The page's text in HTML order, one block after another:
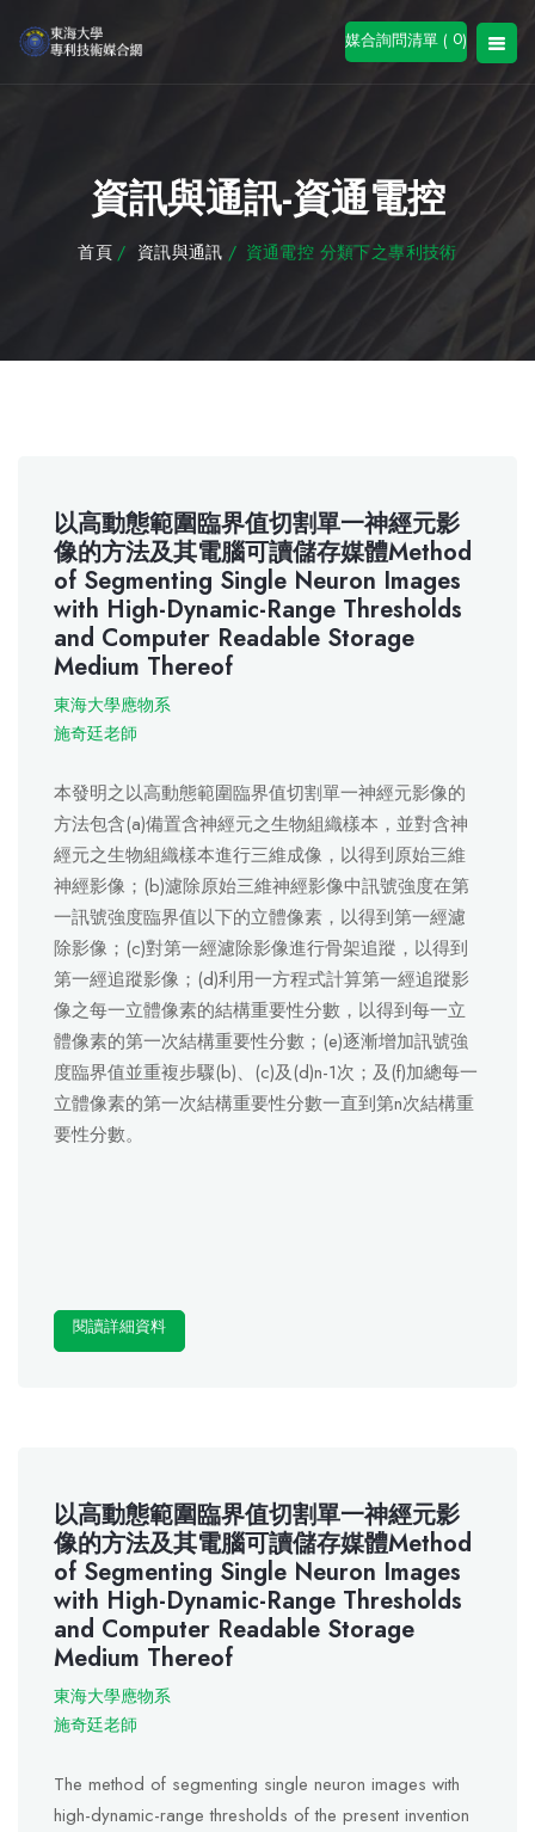
媒合詢問清單 ( 0)
資訊與通訊-資通電控
首頁/ 資訊與通訊 / 資通電控 分類下之專利技術
以高動態範圍臨界值切割單一神經元影
像的方法及其電腦可讀儲存媒體Method
of Segmenting Single Neuron Images
with High-Dynamic-Range Thresholds
and Computer Readable Storage
Medium Thereof
東海大學應物系
施奇廷老師
本發明之以高動態範圍臨界值切割單一神經元影像的
方法包含(a)備置含神經元之生物組織樣本，並對含神
經元之生物組織樣本進行三維成像，以得到原始三維
神經影像；(b)濾除原始三維神經影像中訊號強度在第
一訊號強度臨界值以下的立體像素，以得到第一經濾
除影像；(c)對第一經濾除影像進行骨架追蹤，以得到
第一經追蹤影像；(d)利用一方程式計算第一經追蹤影
像之每一立體像素的結構重要性分數，以得到每一立
體像素的第一次結構重要性分數；(e)逐漸增加訊號強
度臨界值並重複步驟(b)、(c)及(d)n-1次；及(f)加總每一
立體像素的第一次結構重要性分數一直到第n次結構重
要性分數。
閱讀詳細資料
以高動態範圍臨界值切割單一神經元影
像的方法及其電腦可讀儲存媒體Method
of Segmenting Single Neuron Images
with High-Dynamic-Range Thresholds
and Computer Readable Storage
Medium Thereof
東海大學應物系
施奇廷老師
The method of segmenting single neuron images with
high-dynamic-range thresholds of the present invention